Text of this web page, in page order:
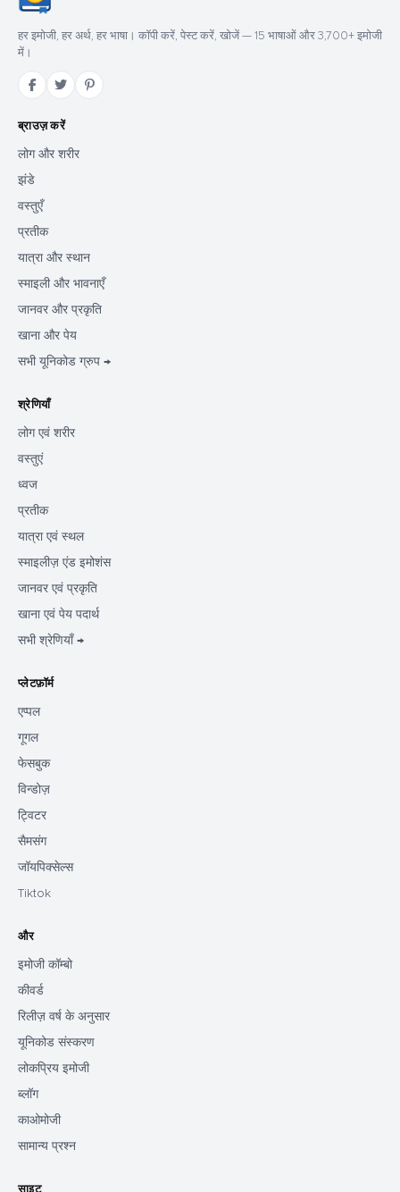
हर इमोजी, हर अर्थ, हर भाषा। कॉपी करें, पेस्ट करें, खोजें — 15 भाषाओं और 3,700+ इमोजी
में।
ब्राउज़ करें
लोग और शरीर
झंडे
वस्तुएँ
प्रतीक
यात्रा और स्थान
स्माइली और भावनाएँ
जानवर और प्रकृति
खाना और पेय
सभी यूनिकोड ग्रुप →
श्रेणियाँ
लोग एवं शरीर
वस्तुएं
ध्वज
प्रतीक
यात्रा एवं स्थल
स्माइलीज़ एंड इमोशंस
जानवर एवं प्रकृति
खाना एवं पेय पदार्थ
सभी श्रेणियाँ →
प्लेटफ़ॉर्म
एप्पल
गूगल
फेसबुक
विन्डोज़
ट्विटर
सैमसंग
जॉयपिक्सेल्स
Tiktok
और
इमोजी कॉम्बो
कीवर्ड
रिलीज़ वर्ष के अनुसार
यूनिकोड संस्करण
लोकप्रिय इमोजी
ब्लॉग
काओमोजी
सामान्य प्रश्न